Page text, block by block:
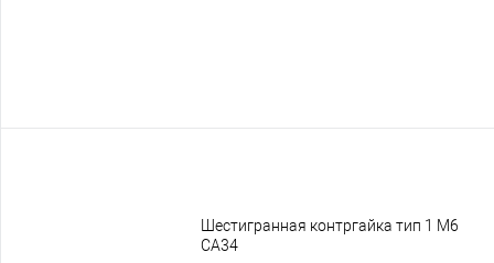
Шестигранная контргайка тип 1 М6
CA34